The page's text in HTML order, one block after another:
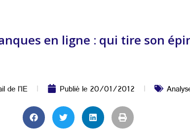
en ligne : qui tire son
de l'IE Publié le20/01/2012